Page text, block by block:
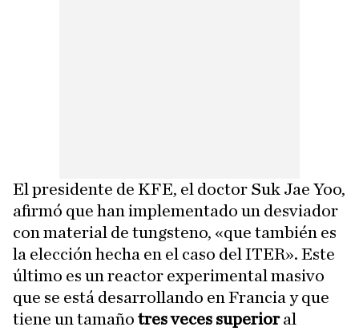
El presidente de KFE, el doctor Suk Jae Yoo,
afirmó que han implementado un desviador
con material de tungsteno, «que también es
la elección hecha en el caso del ITER». Este
último es un reactor experimental masivo
que se está desarrollando en Francia y que
tiene un tamaño tres veces superioral